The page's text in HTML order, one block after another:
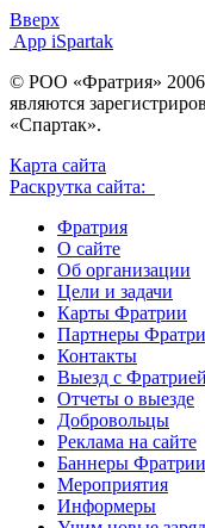
Вверх
App iSpartak
© РОО «Фратрия»
являются
«Спартак».
Карта сайта
Раскрутка сайта:
Фратрия
О сайте
Об организации
Цели и задачи
Карты Фратрии
Партнеры
Контакты
Выезд с Фратрией
Отчеты о выезде
Добровольцы
Реклама на сайте
Баннеры Фратрии
Мероприятия
Информеры